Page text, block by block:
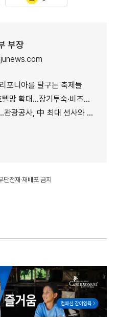
부장
포니아를 달구는 축제들
…장기투숙·비즈니스 수요 공략
공사, 中 최대 선사와 맞손
전재·재배포 금지